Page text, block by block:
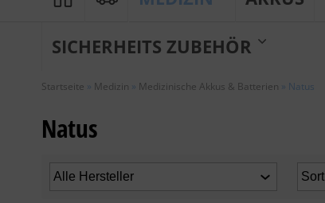
SICHERHEITS ZUBEHÖR
Startseite » Medizin » Medizinische Akkus & Batterien » Natus
Natus